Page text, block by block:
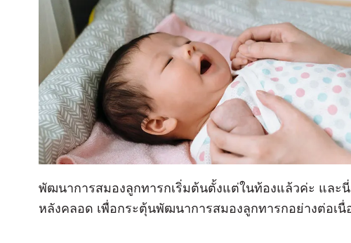
พัฒนาการสมองลูกทารกเริ่มต้นตั้งแต่ในท้องแล้วค่ะ และ
หลังคลอด เพื่อกระตุ้นพัฒนาการสมองลูกทารกอย่างต่อเนื่